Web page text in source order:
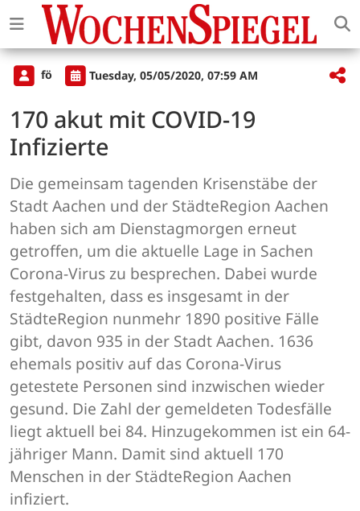
fö Tuesday, 05/05/2020, 07:59 AM
170 akut mit COVID-19
Infizierte
Die gemeinsam tagenden Krisenstäbe der
Stadt Aachen und der StädteRegion Aachen
haben sich am Dienstagmorgen erneut
getroffen, um die aktuelle Lage in Sachen
Corona-Virus zu besprechen. Dabei wurde
festgehalten, dass es insgesamt in der
StädteRegion nunmehr 1890 positive Fälle
gibt, davon 935 in der Stadt Aachen. 1636
ehemals positiv auf das Corona-Virus
getestete Personen sind inzwischen wieder
gesund. Die Zahl der gemeldeten Todesfälle
liegt aktuell bei 84. Hinzugekommen ist ein 64-
jähriger Mann. Damit sind aktuell 170
Menschen in der StädteRegion Aachen
infiziert.